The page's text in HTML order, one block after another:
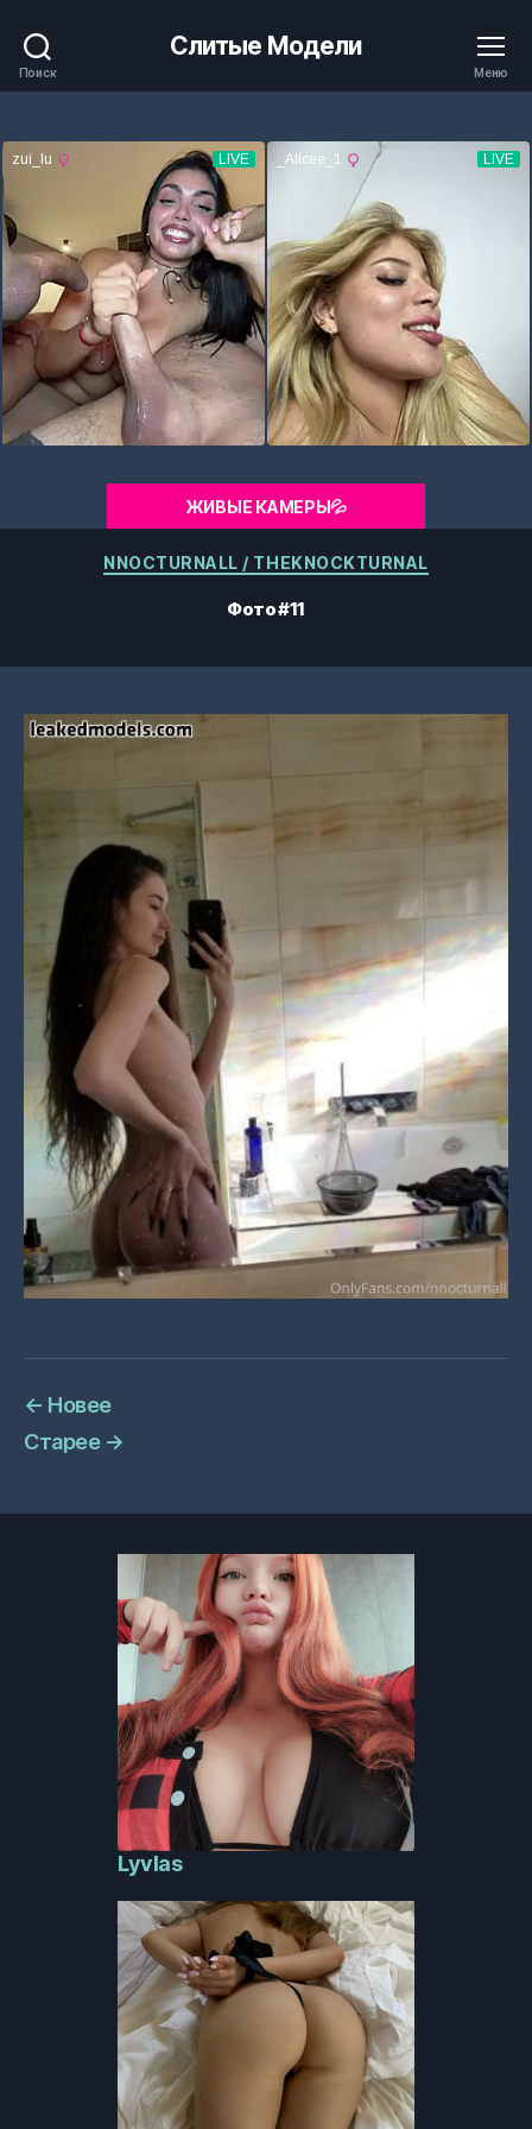
Поиск
Слитые Модели
Меню
ЖИВЫЕ КАМЕРЫ💦
Категории
NNOCTURNALL / THEKNOCKTURNAL
Фото #11
← Новее
Старее →
Lyvlas